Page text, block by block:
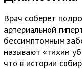
Врач соберет
артериальной
бессимптомным
называют «тихим
что в истории